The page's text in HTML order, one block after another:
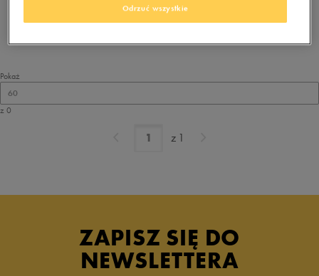
Zmień kryteria wyszukiwania lub
usuń wybrane filtry
Pokaż
60
z 0
z 1
ZAPISZ SIĘ DO
NEWSLETTERA
Odrzuć wszystkie